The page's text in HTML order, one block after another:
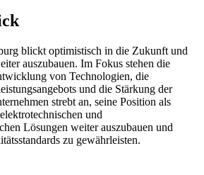
blickt optimistisch in die Zukunft und
auszubauen. Im Fokus stehen die
von Technologien, die
und die Stärkung der
strebt an, seine Position als
und
Lösungen weiter auszubauen und
zu gewährleisten.